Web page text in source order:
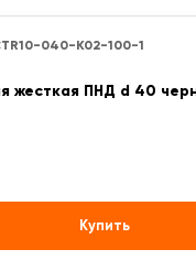
040-K02-100-1
жесткая ПНД d 40
Купить